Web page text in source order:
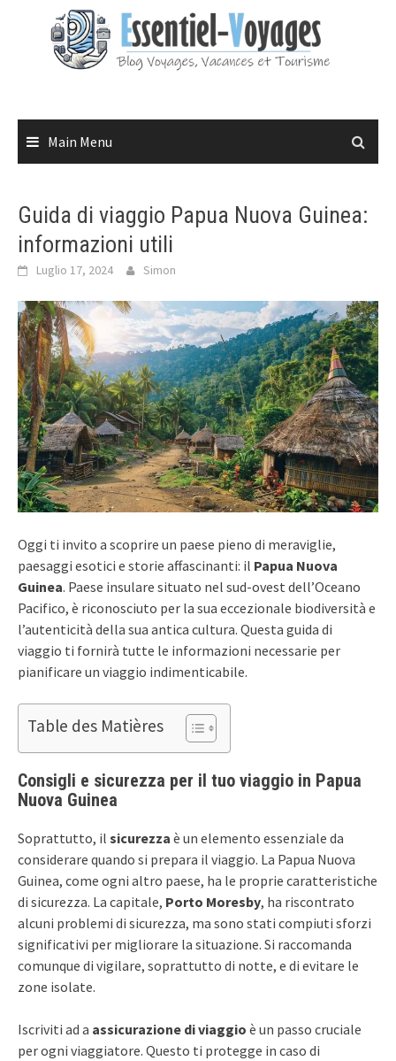
Main Menu
Guida di viaggio Papua Nuova Guinea:
informazioni utili
Luglio 17, 2024 Simon
Oggi ti invito a scoprire un paese pieno di meraviglie,
paesaggi esotici e storie affascinanti: il Papua Nuova
Guinea. Paese insulare situato nel sud-ovest dell’Oceano
Pacifico, è riconosciuto per la sua eccezionale biodiversità e
l’autenticità della sua antica cultura. Questa guida di
viaggio ti fornirà tutte le informazioni necessarie per
pianificare un viaggio indimenticabile.
Table des Matières
Consigli e sicurezza per il tuo viaggio in Papua
Nuova Guinea
Soprattutto, il sicurezza è un elemento essenziale da
considerare quando si prepara il viaggio. La Papua Nuova
Guinea, come ogni altro paese, ha le proprie caratteristiche
di sicurezza. La capitale, Porto Moresby, ha riscontrato
alcuni problemi di sicurezza, ma sono stati compiuti sforzi
significativi per migliorare la situazione. Si raccomanda
comunque di vigilare, soprattutto di notte, e di evitare le
zone isolate.
Iscriviti ad a assicurazione di viaggio è un passo cruciale
per ogni viaggiatore. Questo ti protegge in caso di